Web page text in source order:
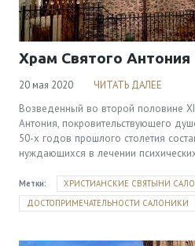
Храм Святого Антония
20 мая 2020
ЧИТАТЬ ДАЛЕЕ
Возведенный во второй половине
Антония, покровительствующего
50-х годов прошлого столетия
нуждающихся в лечении
Метки:
ХРИСТИАНСКИЕ СВЯТЫНИ
ДОСТОПРИМЕЧАТЕЛЬНОСТИ САЛОНИКИ